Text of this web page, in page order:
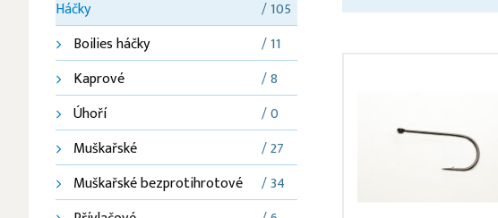
Háčky
/ 105
Boilies háčky
/ 11
Kaprové
/ 8
Úhoří
/ 0
Muškařské
/ 27
Muškařské bezprotihrotové
/ 34